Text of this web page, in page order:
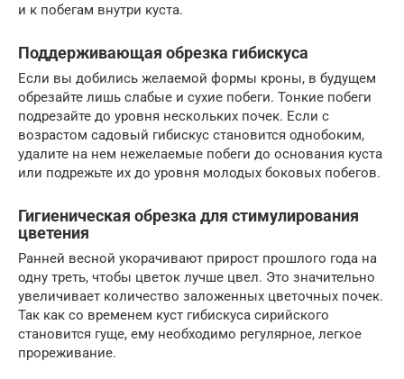
и к побегам внутри куста.
Поддерживающая обрезка гибискуса
Если вы добились желаемой формы кроны, в будущем
обрезайте лишь слабые и сухие побеги. Тонкие побеги
подрезайте до уровня нескольких почек. Если с
возрастом садовый гибискус становится однобоким,
удалите на нем нежелаемые побеги до основания куста
или подрежьте их до уровня молодых боковых побегов.
Гигиеническая обрезка для стимулирования
цветения
Ранней весной укорачивают прирост прошлого года на
одну треть, чтобы цветок лучше цвел. Это значительно
увеличивает количество заложенных цветочных почек.
Так как со временем куст гибискуса сирийского
становится гуще, ему необходимо регулярное, легкое
прореживание.